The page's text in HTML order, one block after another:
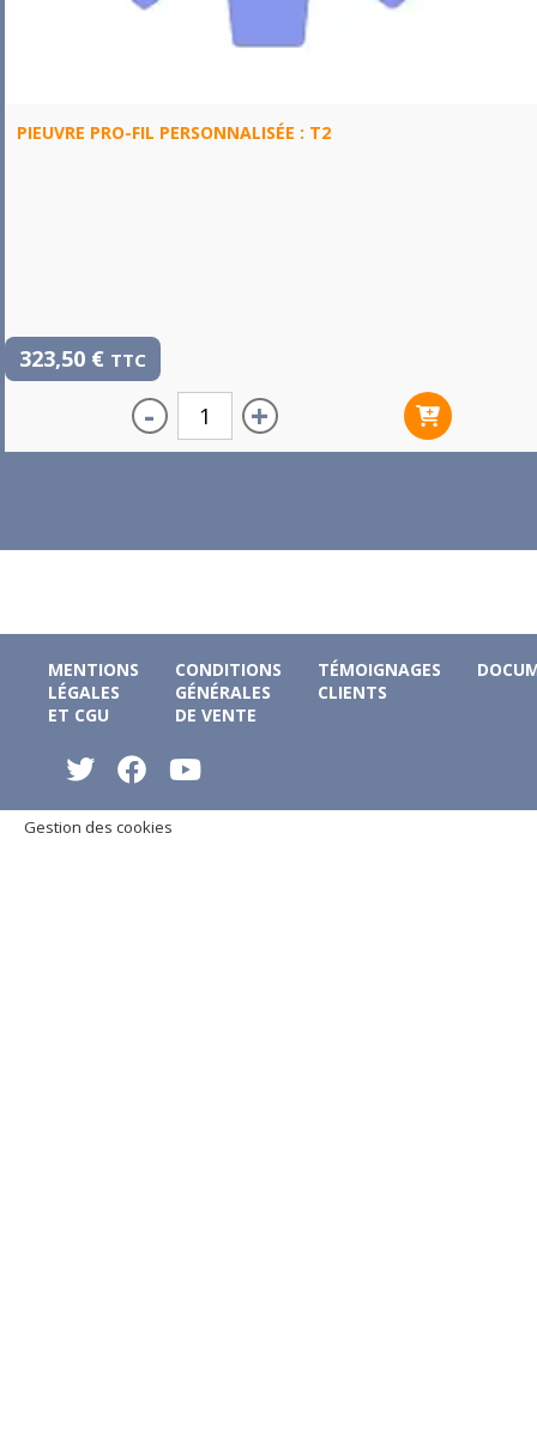
PIEUVRE PRO-FIL PERSONNALISÉE : T2
323,50 € TTC
- +
MENTIONS
LÉGALES
ET CGU
CONDITIONS
GÉNÉRALES
DE VENTE
TÉMOIGNAGES
CLIENTS
Gestion des cookies